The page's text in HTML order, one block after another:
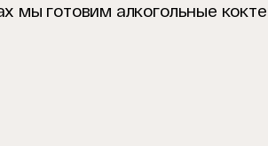
мы готовим алкогольные